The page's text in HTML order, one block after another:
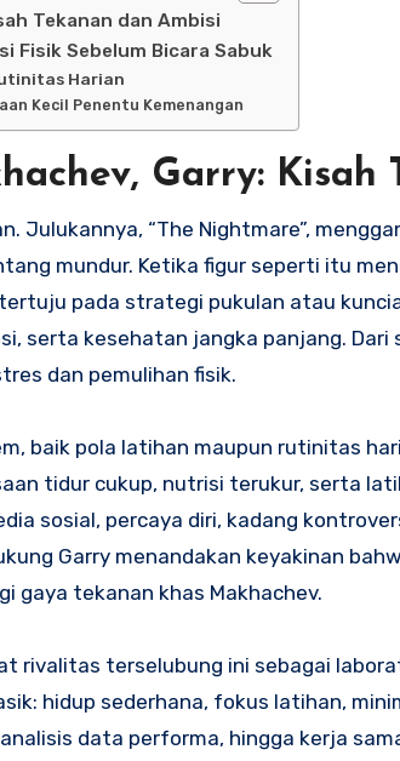
Tekanan dan Ambisi
Fisik Sebelum Bicara Sabuk
Harian
Kecil Penentu Kemenangan
Garry: Kisah
Julukannya, “The Nightmare”,
mundur. Ketika figur seperti itu
pada strategi pukulan atau
serta kesehatan jangka panjang.
dan pemulihan fisik.
baik pola latihan maupun rutinitas
tidur cukup, nutrisi terukur, serta
sosial, percaya diri, kadang
Garry menandakan keyakinan
gaya tekanan khas Makhachev.
rivalitas terselubung ini sebagai
hidup sederhana, fokus latihan,
data performa, hingga kerja